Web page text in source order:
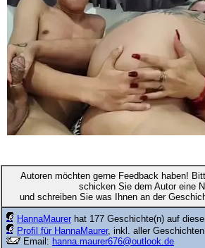
Autoren möchten gerne Feedback haben!
schicken Sie dem Autor eine
und schreiben Sie was Ihnen an der
HannaMaurer hat 177 Geschichte(n) auf
Profil für HannaMaurer, inkl. aller Geschichten
Email: hanna.maurer676@outlook.de